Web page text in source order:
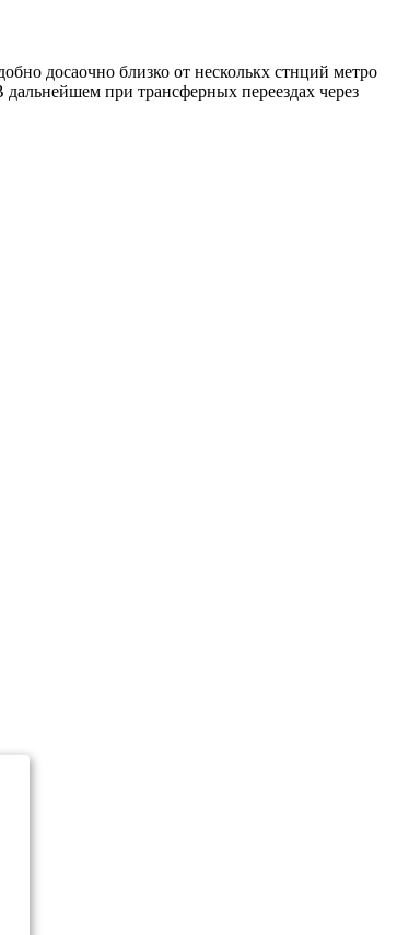
досаочно близко от несколькх стнций метро
при трансферных переездах через